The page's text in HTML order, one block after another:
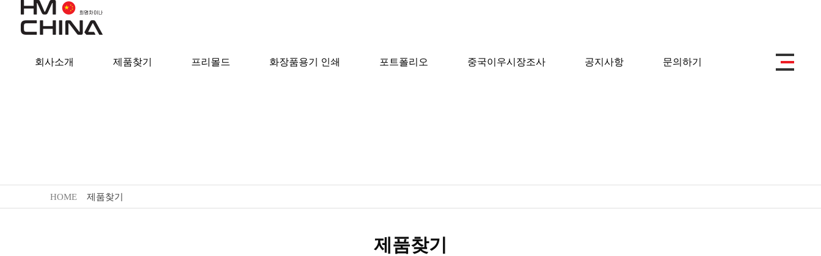
회사소개 제품찾기 프리몰드 화장품용기 인쇄 포트폴리오 중국이우시장조사 공지사항 문의하기
HOME 제품찾기
제품찾기